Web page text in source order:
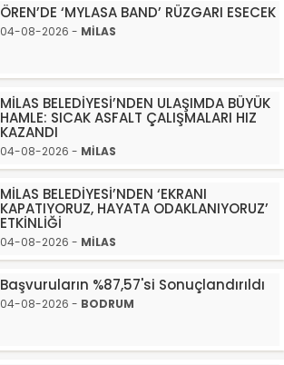
ÖREN’DE ‘MYLASA BAND’ RÜZGARI ESECEK
04-08-2026 - MİLAS
MİLAS BELEDİYESİ’NDEN ULAŞIMDA BÜYÜK
HAMLE: SICAK ASFALT ÇALIŞMALARI HIZ
KAZANDI
04-08-2026 - MİLAS
MİLAS BELEDİYESİ’NDEN ‘EKRANI
KAPATIYORUZ, HAYATA ODAKLANIYORUZ’
ETKİNLİĞİ
04-08-2026 - MİLAS
Başvuruların %87,57'si Sonuçlandırıldı
04-08-2026 - BODRUM